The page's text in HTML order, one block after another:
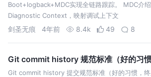
Boot+logback+MDC实现全链路跟踪。 MDC介
Diagnostic Context，映射调试上下文
剑圣无痕 4年前 8.4k 49 8
Git commit history 规范标准（好的习惯
Git commit history 提交规范标准（好的习惯，